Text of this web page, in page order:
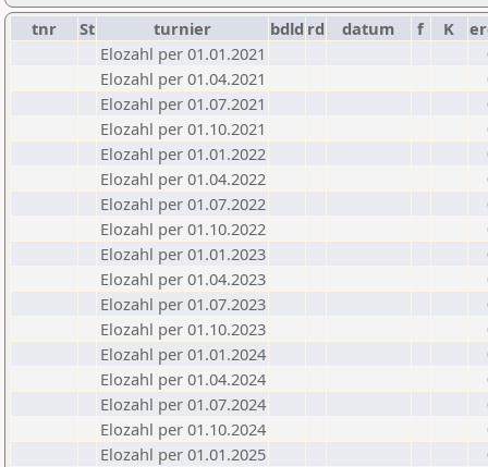
tnr St turnier bdld rd datum f K
Elozahl per 01.01.2021
Elozahl per 01.04.2021
Elozahl per 01.07.2021
Elozahl per 01.10.2021
Elozahl per 01.01.2022
Elozahl per 01.04.2022
Elozahl per 01.07.2022
Elozahl per 01.10.2022
Elozahl per 01.01.2023
Elozahl per 01.04.2023
Elozahl per 01.07.2023
Elozahl per 01.10.2023
Elozahl per 01.01.2024
Elozahl per 01.04.2024
Elozahl per 01.07.2024
Elozahl per 01.10.2024
Elozahl per 01.01.2025